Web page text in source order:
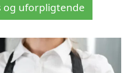
og uforpligtende